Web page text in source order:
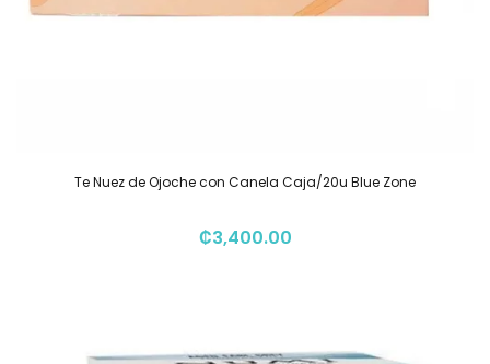
Te Nuez de Ojoche con Canela Caja/20u Blue Zone
₡3,400.00